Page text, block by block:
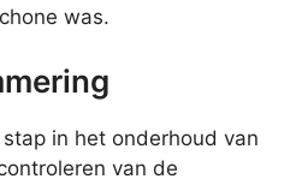
was.
in het onderhoud van
van de